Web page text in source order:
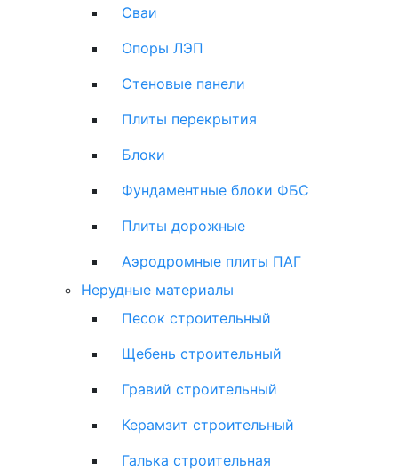
Сваи
Опоры ЛЭП
Стеновые панели
Плиты перекрытия
Блоки
Фундаментные блоки ФБС
Плиты дорожные
Аэродромные плиты ПАГ
Нерудные материалы
Песок строительный
Щебень строительный
Гравий строительный
Керамзит строительный
Галька строительная